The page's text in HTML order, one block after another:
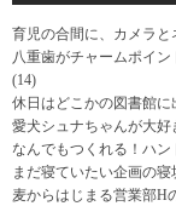
育児の合間に、カメラ
八重歯がチャームポイ
(14)
休日はどこかの図書館
愛犬シュナちゃんが大
なんでもつくれる！ハ
まだ寝ていたい企画の寝
麦からはじまる営業部H